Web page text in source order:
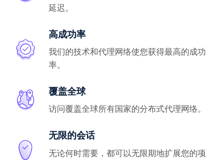
延迟。
高成功率
我们的技术和代理网络使您获得最高的成功
率。
覆盖全球
访问覆盖全球所有国家的分布式代理网络。
无限的会话
无论何时需要，都可以无限期地扩展您的项